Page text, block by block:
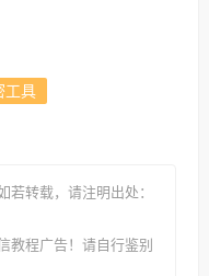
工具
若转载，请注明出处：
教程广告！请自行鉴别